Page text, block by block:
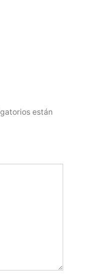
están